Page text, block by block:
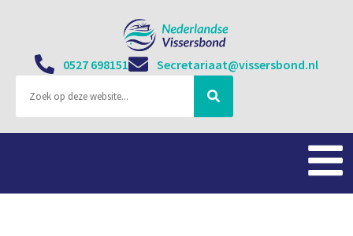
0527 698151 Secretariaat@vissersbond.nl